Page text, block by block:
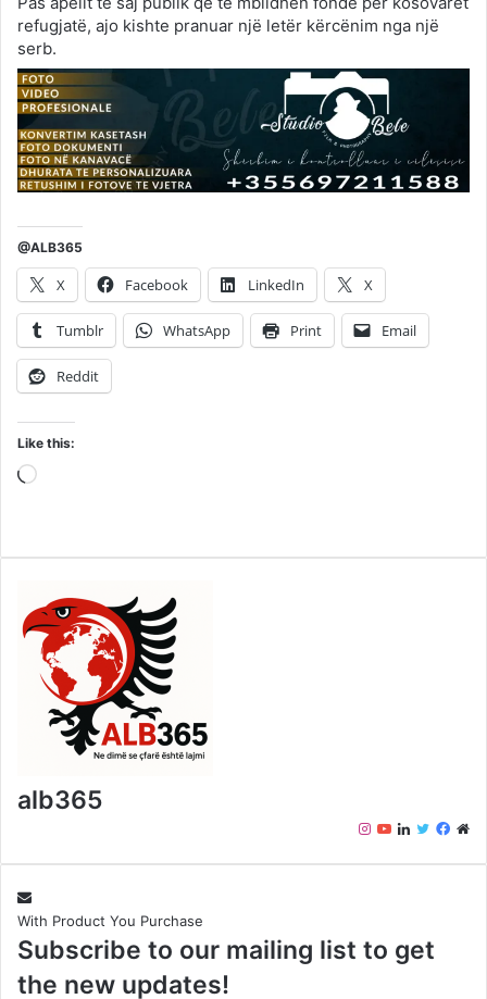
refugjatë, ajo kishte pranuar një letër kërcënim nga një
serb.
@ALB365
X Facebook LinkedIn X
Tumblr WhatsApp Print Email
Reddit
Like this:
Loading…
alb365
Twitter
LinkedIn
YouTube
Instagram
With Product You Purchase
Subscribe to our mailing list to get
the new updates!